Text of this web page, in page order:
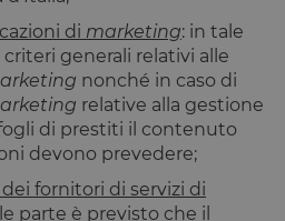
di marketing: in tale
generali relativi alle
nonché in caso di
relative alla gestione
di prestiti il contenuto
devono prevedere;
fornitori di servizi di
parte è previsto che il
categoria
vengano
impostati
browser
utenti,
quando non
viene
consenso. Il